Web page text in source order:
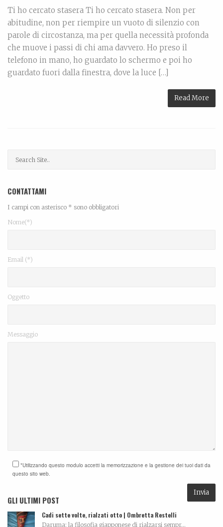
Ti ho cercato stasera Ti ho cercato stasera. Non per
abitudine, non per riempire un vuoto di silenzio con
parole di circostanza, ma per quella necessità profonda
che muove i passi di chi ama davvero. Ho preso il
telefono in mano, ho guardato lo schermo e poi ho
guardato fuori dalla finestra, dove la luce […]
Read More
CONTATTAMI
I campi con asterisco * sono obbligatori
Nome(*)
Email (*)
Oggetto
Messaggio
*Utilizzando questo modulo accetti la memorizzazione e la gestione dei tuoi dati da
questo sito web.
GLI ULTIMI POST
Cadi sette volte, rialzati otto | Ombretta Restelli
Daruma: la filosofia giapponese di rialzarsi sempr...